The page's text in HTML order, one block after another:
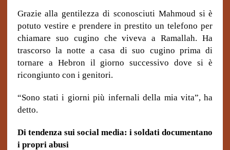
Grazie alla gentilezza di sconosciuti Mahmoud si è
potuto vestire e prendere in prestito un telefono per
chiamare suo cugino che viveva a Ramallah. Ha
trascorso la notte a casa di suo cugino prima di
tornare a Hebron il giorno successivo dove si è
ricongiunto con i genitori.
“Sono stati i giorni più infernali della mia vita”, ha
detto.
Di tendenza sui social media: i soldati documentano
i propri abusi